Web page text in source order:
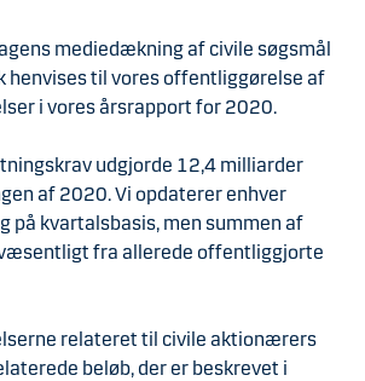
mediedækning af civile søgsmål
henvises til vores offentliggørelse af
i vores årsrapport for 2020.
udgjorde 12,4 milliarder
af 2020. Vi opdaterer enhver
på kvartalsbasis, men summen af
fra allerede offentliggjorte
relateret til civile aktionærers
beløb, der er beskrevet i